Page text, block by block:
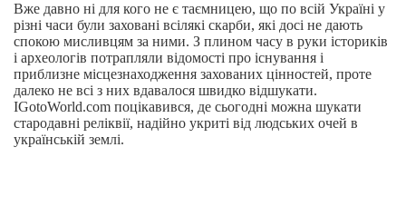
Вже давно ні для кого не є таємницею, що по всій Україні у
різні часи були заховані всілякі скарби, які досі не дають
спокою мисливцям за ними. З плином часу в руки істориків
і археологів потрапляли відомості про існування і
приблизне місцезнаходження захованих цінностей, проте
далеко не всі з них вдавалося швидко відшукати.
IGotoWorld.com поцікавився, де сьогодні можна шукати
стародавні реліквії, надійно укриті від людських очей в
українській землі.